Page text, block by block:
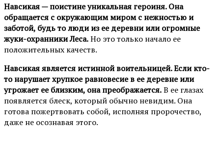
Навсикая — поистине уникальная героиня. Она
обращается с окружающим миром с нежностью и
заботой, будь то люди из ее деревни или огромные
жуки-охранники Леса.Но это только начало ее
положительных качеств.
Навсикая является истинной воительницей. Если кто-
то нарушает хрупкое равновесие в ее деревне или
угрожает ее близким, она преображается.В ее глазах
появляется блеск, который обычно невидим. Она
готова пожертвовать собой, исполняя пророчество,
даже не осознавая этого.